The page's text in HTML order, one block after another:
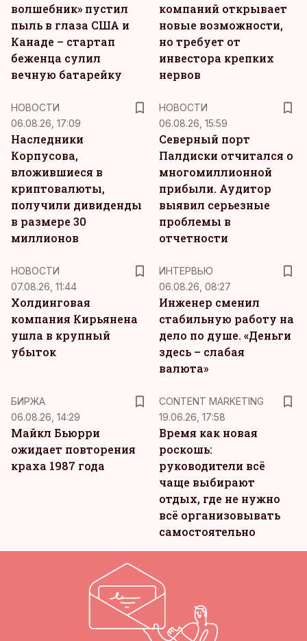
волшебник» пустил
пыль в глаза США и
Канаде – стартап
беженца сулил
вечную батарейку
компаний открывает
новые возможности,
но требует от
инвестора крепких
нервов
НОВОСТИ
06.08.26, 17:09
Наследники
Корпусова,
вложившиеся в
криптовалюты,
получили дивиденды
в размере 30
миллионов
НОВОСТИ
06.08.26, 15:59
Северный порт
Палдиски отчитался о
многомиллионной
прибыли. Аудитор
выявил серьезные
проблемы в
отчетности
НОВОСТИ
07.08.26, 11:44
Холдинговая
компания Кирьянена
ушла в крупный
убыток
ИНТЕРВЬЮ
06.08.26, 08:27
Инженер сменил
стабильную работу на
дело по душе. «Деньги
здесь – слабая
валюта»
БИРЖА
06.08.26, 14:29
Майкл Бьюрри
ожидает повторения
краха 1987 года
CONTENT MARKETING
19.06.26, 17:58
Время как новая
роскошь:
руководители всё
чаще выбирают
отдых, где не нужно
всё организовывать
самостоятельно